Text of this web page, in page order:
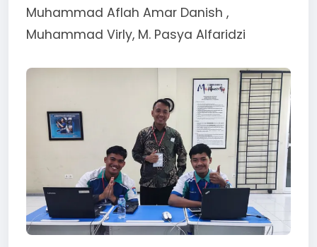
Muhammad Aflah Amar Danish ,
Muhammad Virly, M. Pasya Alfaridzi